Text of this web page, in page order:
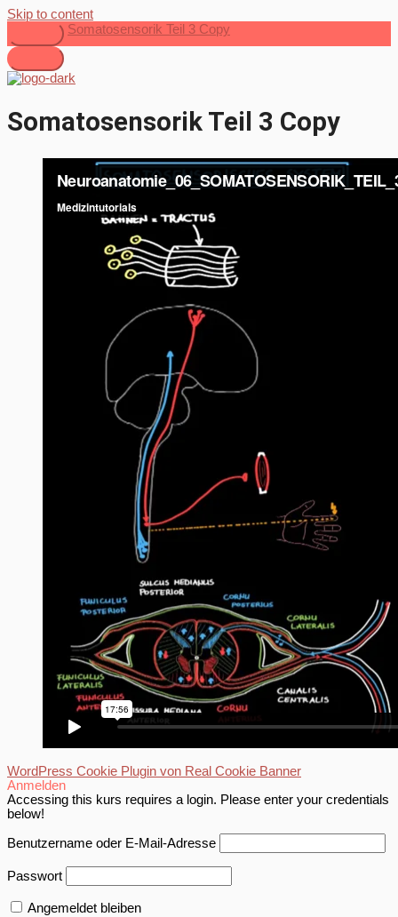
Skip to content
Somatosensorik Teil 3 Copy
Somatosensorik Teil 3 Copy
WordPress Cookie Plugin von Real Cookie Banner
Anmelden
Accessing this kurs requires a login. Please enter your credentials
below!
Benutzername oder E-Mail-Adresse
Passwort
Angemeldet bleiben